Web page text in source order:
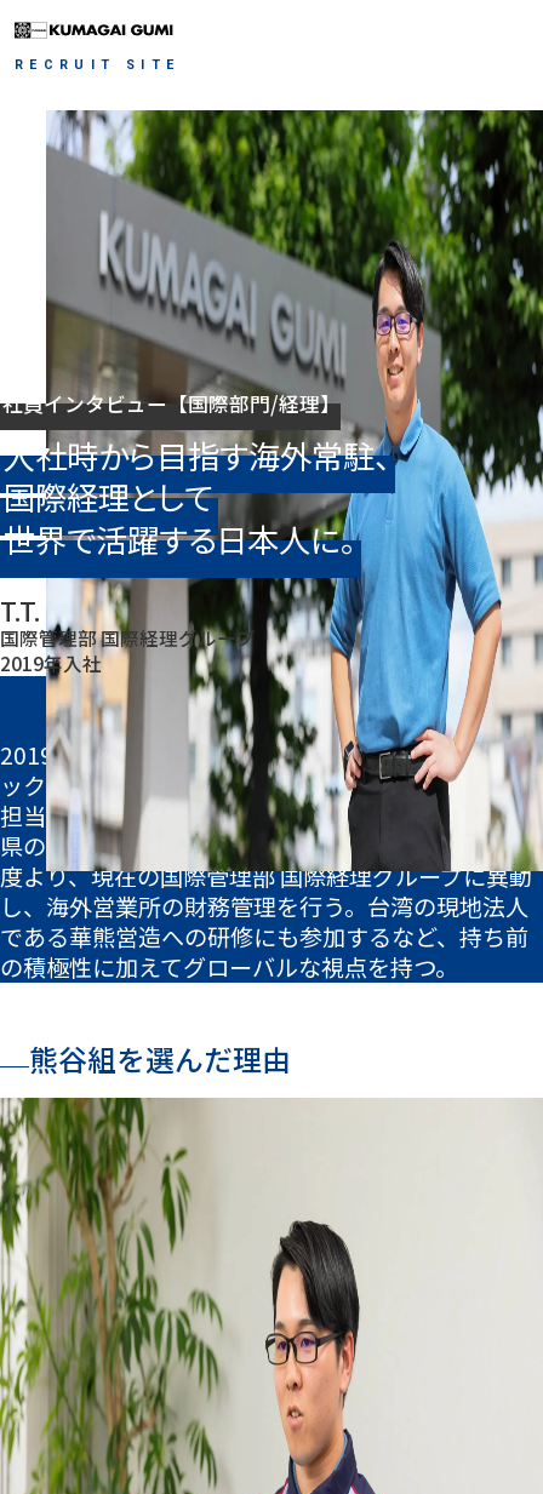
RECRUIT SITE
会社を知る
社長メッセージ
会社紹介（ヒストリー）
サステナビリティの取り組み
仕事を知る
事業概要
職種紹介
実績
人を知る
社員インタビュー
若手社員座談会
働き方を知る
福利厚生
人材育成
ダイバーシティ
従業員データ
採用情報
人事部長・採用担当者のメッセージ
募集要項・FAQ
リクルート活動における活動規範について
インターンシップ・セミナー情報
2028卒エントリーはこちら
2027卒エントリーはこちら
【公式】熊谷組新卒採用
社員インタビュー【国際部門/経理】
入社時から目指す海外常駐、
国際経理として
世界で活躍する日本人に。
T.T.
国際管理部 国際経理グループ
2019年入社
経歴
2019年に入社後、首都圏支店管理部に配属され、バ
ックオフィス部門として担当現場の支援業務を主に
担当。2年目の秋から3年目の終わりまでは、神奈川
県の病院を拠点として現場への常駐を経験。2023年
度より、現在の国際管理部 国際経理グループに異動
し、海外営業所の財務管理を行う。台湾の現地法人
である華熊営造への研修にも参加するなど、持ち前
の積極性に加えてグローバルな視点を持つ。
熊谷組を選んだ理由